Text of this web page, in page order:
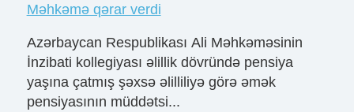
Məhkəmə qərar verdi
Azərbaycan Respublikası Ali Məhkəməsinin
İnzibati kollegiyası əlillik dövründə pensiya
yaşına çatmış şəxsə əlilliliyə görə əmək
pensiyasının müddətsi...